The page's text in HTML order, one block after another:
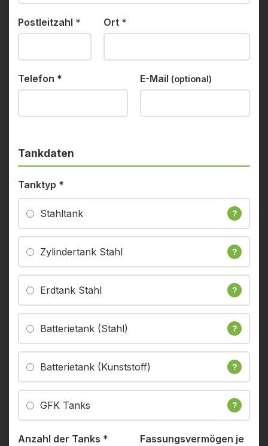
Postleitzahl * Ort *
Telefon * E-Mail (optional)
Tankdaten
Tanktyp *
Stahltank ?
Zylindertank Stahl ?
Erdtank Stahl ?
Batterietank (Stahl) ?
Batterietank (Kunststoff) ?
GFK Tanks ?
Anzahl der Tanks *
Fassungsvermögen je